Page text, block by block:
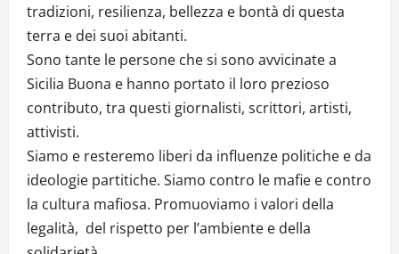
tradizioni, resilienza, bellezza e bontà di questa
terra e dei suoi abitanti.
Sono tante le persone che si sono avvicinate a
Sicilia Buona e hanno portato il loro prezioso
contributo, tra questi giornalisti, scrittori, artisti,
attivisti.
Siamo e resteremo liberi da influenze politiche e da
ideologie partitiche. Siamo contro le mafie e contro
la cultura mafiosa. Promuoviamo i valori della
legalità, del rispetto per l’ambiente e della